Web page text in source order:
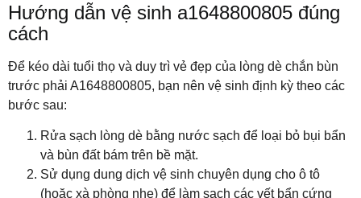
Hướng dẫn vệ sinh a1648800805 đúng
cách
Để kéo dài tuổi thọ và duy trì vẻ đẹp của lòng dè chắn bùn
trước phải A1648800805, bạn nên vệ sinh định kỳ theo các
bước sau:
Rửa sạch lòng dè bằng nước sạch để loại bỏ bụi bẩn
và bùn đất bám trên bề mặt.
Sử dụng dung dịch vệ sinh chuyên dụng cho ô tô
(hoặc xà phòng nhẹ) để làm sạch các vết bẩn cứng